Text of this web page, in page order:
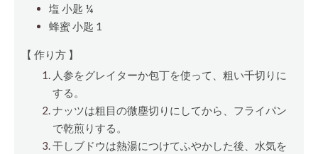
塩 小匙 ¼
蜂蜜小匙 1
【 作り方 】
人参をグレイターか包丁を使って、粗い千切りに
する。
ナッツは粗目の微塵切りにしてから、フライパン
で乾煎りする。
干しブドウは熱湯につけてふやかした後、水気を